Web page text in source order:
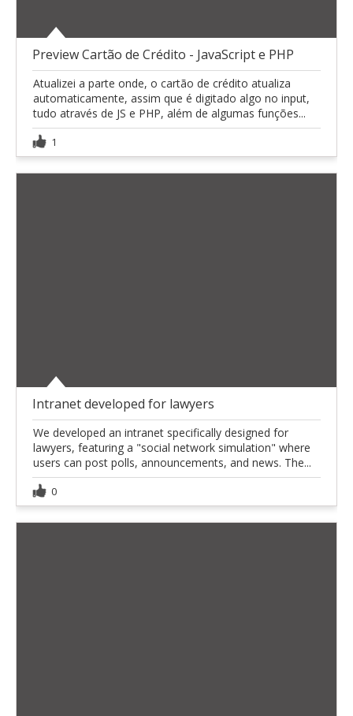
Preview Cartão de Crédito - JavaScript e PHP
Atualizei a parte onde, o cartão de crédito atualiza
automaticamente, assim que é digitado algo no input,
tudo através de JS e PHP, além de algumas funções...
1
Intranet developed for lawyers
We developed an intranet specifically designed for
lawyers, featuring a "social network simulation" where
users can post polls, announcements, and news. The...
0